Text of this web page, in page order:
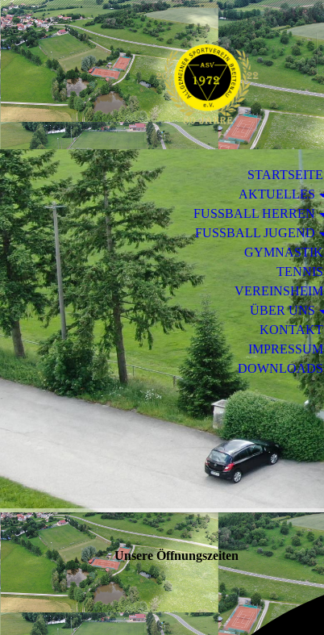
STARTSEITE
AKTUELLES
FUSSBALL HERREN
FUSSBALL JUGEND
GYMNASTIK
TENNIS
VEREINSHEIM
ÜBER UNS
KONTAKT
IMPRESSUM
DOWNLOADS
Unsere Öffnungszeiten